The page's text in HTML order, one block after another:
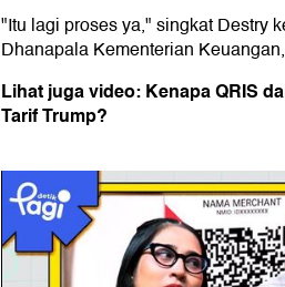
"Itu lagi proses ya," singkat Destry
Dhanapala Kementerian
Lihat juga video: Kenapa QRIS
Tarif Trump?